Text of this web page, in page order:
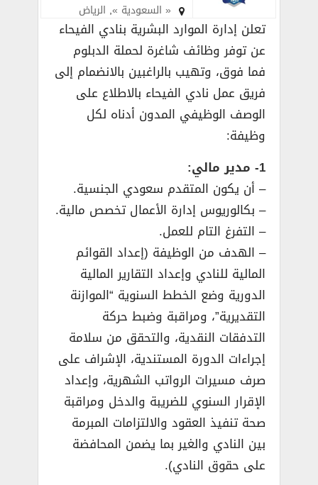
« السعودية », الرياض
تعلن إدارة الموارد البشرية بنادي الفيحاء
عن توفر وظائف شاغرة لحملة الدبلوم
فما فوق، وتهيب بالراغبين بالانضمام إلى
فريق عمل نادي الفيحاء بالاطلاع على
الوصف الوظيفي المدون أدناه لكل
وظيفة:
1- مدير مالي:
– أن يكون المتقدم سعودي الجنسية.
– بكالوريوس إدارة الأعمال تخصص مالية.
– التفرغ التام للعمل.
– الهدف من الوظيفة (إعداد القوائم
المالية للنادي وإعداد التقارير المالية
الدورية وضع الخطط السنوية “الموازنة
التقديرية”، ومراقبة وضبط حركة
التدفقات النقدية، والتحقق من سلامة
إجراءات الدورة المستندية، الإشراف على
صرف مسيرات الرواتب الشهرية، وإعداد
الإقرار السنوي للضريبة والدخل ومراقبة
صحة تنفيذ العقود والالتزامات المبرمة
بين النادي والغير بما يضمن المحافضة
على حقوق النادي).